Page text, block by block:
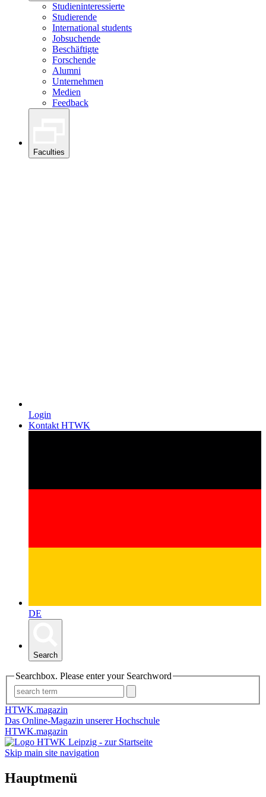
Studieninteressierte
Studierende
International students
Jobsuchende
Beschäftigte
Forschende
Alumni
Unternehmen
Medien
Feedback
Faculties
Login
Kontakt HTWK
DE
Search
Searchbox. Please enter your Searchword
HTWK.magazin
Das Online-Magazin unserer Hochschule
HTWK.magazin
Skip main site navigation
Hauptmenü